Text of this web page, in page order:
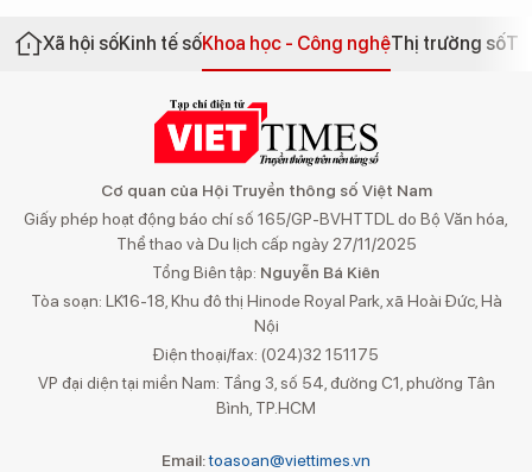
Xã hội sốKinh tế sốKhoa học - Công nghệThị trường số
Cơ quan của Hội Truyền thông số Việt Nam
Giấy phép hoạt động báo chí số 165/GP-BVHTTDL do Bộ Văn hóa,
Thể thao và Du lịch cấp ngày 27/11/2025
Tổng Biên tập: Nguyễn Bá Kiên
Tòa soạn: LK16-18, Khu đô thị Hinode Royal Park, xã Hoài Đức, Hà
Nội
Điện thoại/fax: (024)32 151175
VP đại diện tại miền Nam: Tầng 3, số 54, đường C1, phường Tân
Bình, TP.HCM
Email:toasoan@viettimes.vn